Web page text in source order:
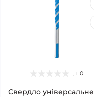
0
Свердло універсальне